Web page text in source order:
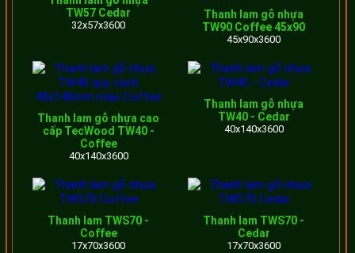
Hàng rào cho biệt thự được làm từ thanh lam gỗ nhựa
Hiện nay hạng mục lắp đặt hàng rào giả gỗ đang ngày
càng được ưa chuộng ở nhiều dự án, công trình. Lam gỗ
nhựa TecWood có nhiều quy cách với chiều dài 3m6, đa
dạng về độ dày, rộng giúp cho bạn có nhiều lựa chọn khi
thường sử dụng như TWS90 quy cách 40x90x3600mm,
TW57 Cedar
32x57x3600
Thanh lam gỗ nhựa
TW90 Coffee 45x90
45x90x3600
Thanh lam gỗ nhựa cao
cấp TecWood TW40 -
Coffee
40x140x3600
Thanh lam gỗ nhựa
TW40 - Cedar
40x140x3600
Thanh lam TWS70 -
Coffee
17x70x3600
Thanh lam TWS70 -
Cedar
17x70x3600